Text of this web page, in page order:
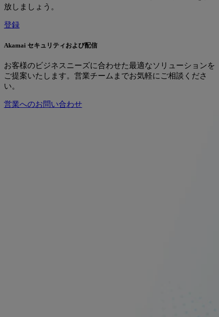
放しましょう。
登録
Akamai セキュリティおよび配信
お客様のビジネスニーズに合わせた最適なソリューションを
ご提案いたします。営業チームまでお気軽にご相談くださ
い。
営業へのお問い合わせ